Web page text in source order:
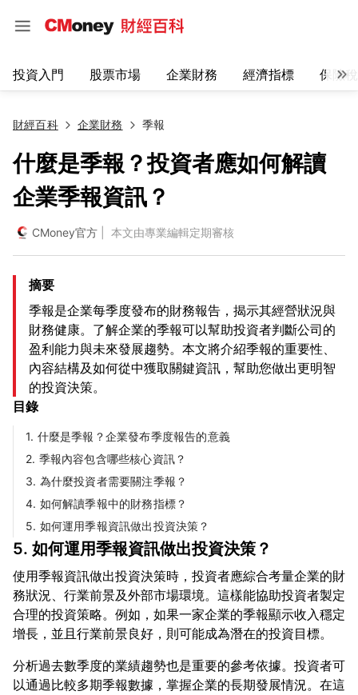
投資入門 股票市場 企業財務 經濟指標 保險
財經百科 企業財務 季報
什麼是季報？投資者應如何解讀
企業季報資訊？
CMoney官方 | 本文由專業編輯定期審核
摘要
季報是企業每季度發布的財務報告，揭示其經營狀況與
財務健康。了解企業的季報可以幫助投資者判斷公司的
盈利能力與未來發展趨勢。本文將介紹季報的重要性、
內容結構及如何從中獲取關鍵資訊，幫助您做出更明智
的投資決策。
目錄
1. 什麼是季報？企業發布季度報告的意義
2. 季報內容包含哪些核心資訊？
3. 為什麼投資者需要關注季報？
4. 如何解讀季報中的財務指標？
5. 如何運用季報資訊做出投資決策？
5. 如何運用季報資訊做出投資決策？
使用季報資訊做出投資決策時，投資者應綜合考量企業的財
務狀況、行業前景及外部市場環境。這樣能協助投資者製定
合理的投資策略。例如，如果一家企業的季報顯示收入穩定
分析過去數季度的業績趨勢也是重要的參考依據。投資者可
以通過比較多期季報數據，掌握企業的長期發展情況。在這